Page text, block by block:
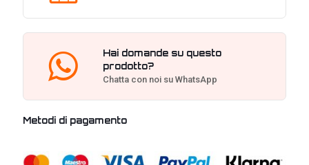
Hai domande su questo
prodotto?
Chatta con noi su WhatsApp
Metodi di pagamento